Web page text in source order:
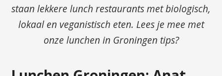
staan lekkere lunch restaurants met biologisch,
lokaal en veganistisch eten. Lees je mee met
onze lunchen in Groningen tips?